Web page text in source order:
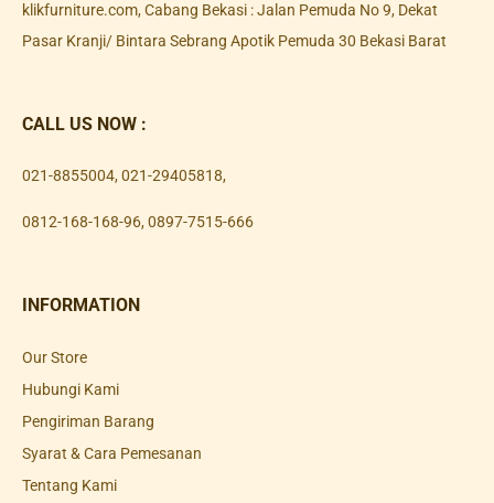
klikfurniture.com, Cabang Bekasi : Jalan Pemuda No 9, Dekat
Pasar Kranji/ Bintara Sebrang Apotik Pemuda 30 Bekasi Barat
CALL US NOW :
021-8855004, 021-29405818,
0812-168-168-96, 0897-7515-666
INFORMATION
Our Store
Hubungi Kami
Pengiriman Barang
Syarat & Cara Pemesanan
Tentang Kami